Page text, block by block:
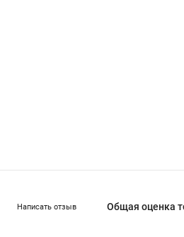
Написать отзыв Общая оценка